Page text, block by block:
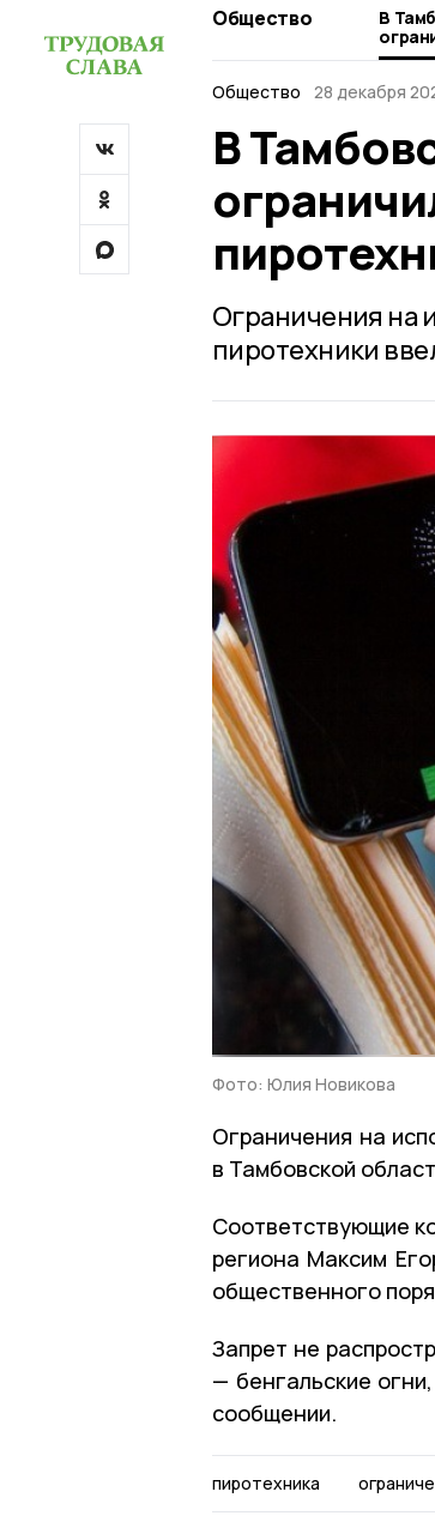
Общество
В
Общество
28 декабря
В
Ограничения на
пиротехники
Фото: Юлия Новикова
Ограничения на
в Тамбовской
Соответствующие
региона Максим
общественного
Запрет не
— бенгальские
сообщении.
пиротехника